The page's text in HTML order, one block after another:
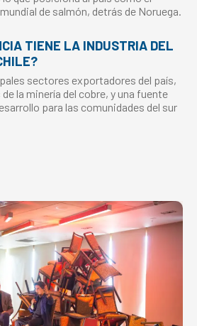
de salmón, detrás de Noruega.
TIENE LA INDUSTRIA DEL
sectores exportadores del país,
la minería del cobre, y una fuente
para las comunidades del sur